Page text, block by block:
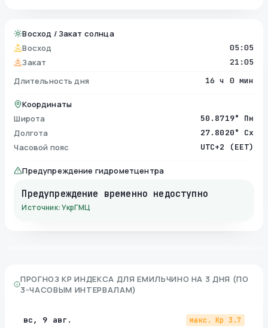
Восход / Закат солнца
Восход
05:05
Закат 21:05
Длительность дня 16 ч 0 мин
Координаты
Широта
50.8719° Пн
Долгота 27.8020° Сх
Часовой пояс UTC+2 (EET)
Предупреждение гидрометцентра
Предупреждение временно недоступно
Источник: УкрГМЦ
ПРОГНОЗ KP ИНДЕКСА ДЛЯ ЕМИЛЬЧИНО НА 3 ДНЯ (ПО
3-ЧАСОВЫМ ИНТЕРВАЛАМ)
вс, 9 авг. макс. Kp 3.7